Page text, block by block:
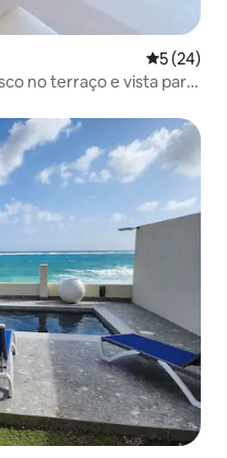
5 de uma
5 (24)
no terraço e vista para
hóspedes